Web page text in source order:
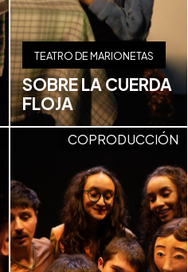
TEATRO DE MARIONETAS
SOBRE LA CUERDA
FLOJA
COPRODUCCIÓN